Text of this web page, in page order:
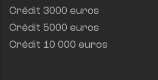
Crédit 3000 euros
Crédit 5000 euros
Crédit 10 000 euros